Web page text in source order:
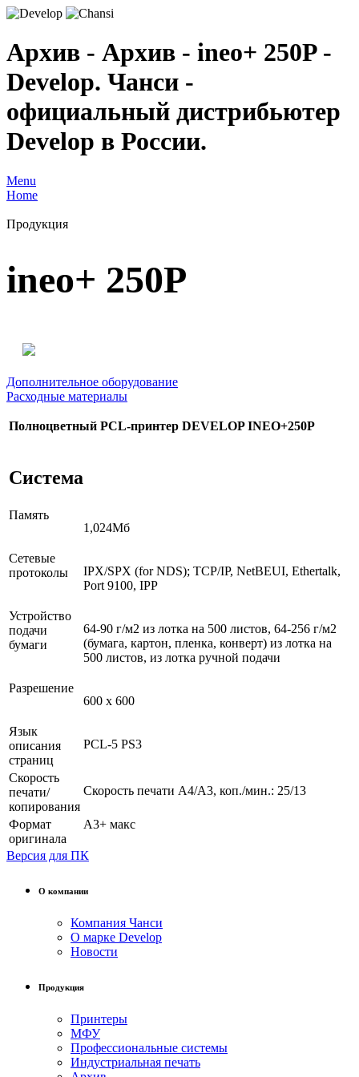
Архив - Архив - ineo+ 250P -
Develop. Чанси -
официальный дистрибьютер
Develop в России.
Menu
Home
Продукция
ineo+ 250P
Дополнительное оборудование
Расходные материалы
Полноцветный PCL-принтер DEVELOP INEO+250P
Система
Память
1,024Мб
Сетевые
протоколы
IPX/SPX (for NDS); TCP/IP, NetBEUI, Ethertalk,
Port 9100, IPP
Устройство
подачи
бумаги
64-90 г/м2 из лотка на 500 листов, 64-256 г/м2
(бумага, картон, пленка, конверт) из лотка на
500 листов, из лотка ручной подачи
Разрешение
600 х 600
Язык
описания
страниц
PCL-5 PS3
Скорость
печати/
копирования
Скорость печати A4/A3, коп./мин.: 25/13
Формат
оригинала
А3+ макс
Версия для ПК
О компании
Компания Чанси
О марке Develop
Новости
Продукция
Принтеры
МФУ
Профессиональные системы
Индустриальная печать